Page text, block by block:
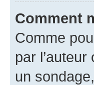
Comment
Comme
par
un